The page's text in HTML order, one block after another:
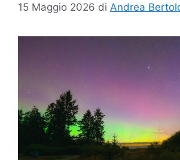
15 Maggio 2026 di Andrea